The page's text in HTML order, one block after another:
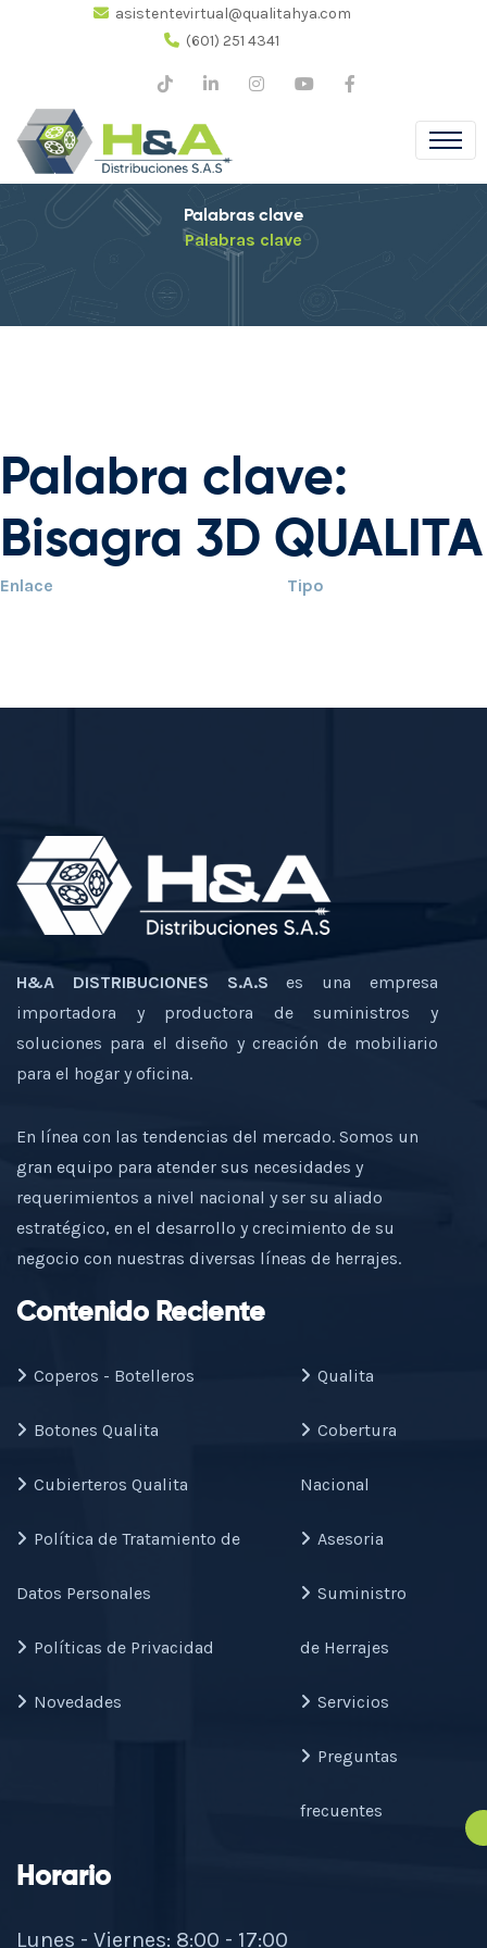
asistentevirtual@qualitahya.com
(601) 251 4341
Palabras clave
Palabras clave
Palabra clave:
Bisagra 3D QUALITA
Enlace Tipo
H&A DISTRIBUCIONES S.A.S es una empresa
importadora y productora de suministros y
soluciones para el diseño y creación de mobiliario
para el hogar y oficina.
En línea con las tendencias del mercado. Somos un
gran equipo para atender sus necesidades y
requerimientos a nivel nacional y ser su aliado
estratégico, en el desarrollo y crecimiento de su
negocio con nuestras diversas líneas de herrajes.
Contenido Reciente
Coperos - Botelleros
Botones Qualita
Cubierteros Qualita
Política de Tratamiento de
Datos Personales
Políticas de Privacidad
Novedades
Qualita
Cobertura
Nacional
Asesoria
Suministro
de Herrajes
Servicios
Preguntas
frecuentes
Horario
Lunes - Viernes: 8:00 - 17:00